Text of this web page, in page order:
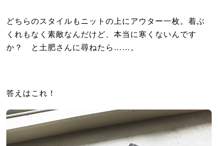
どちらのスタイルもニットの上にアウター一枚。着ぶ
くれもなく素敵なんだけど、本当に寒くないんです
か？ と土肥さんに尋ねたら……。
答えはこれ！